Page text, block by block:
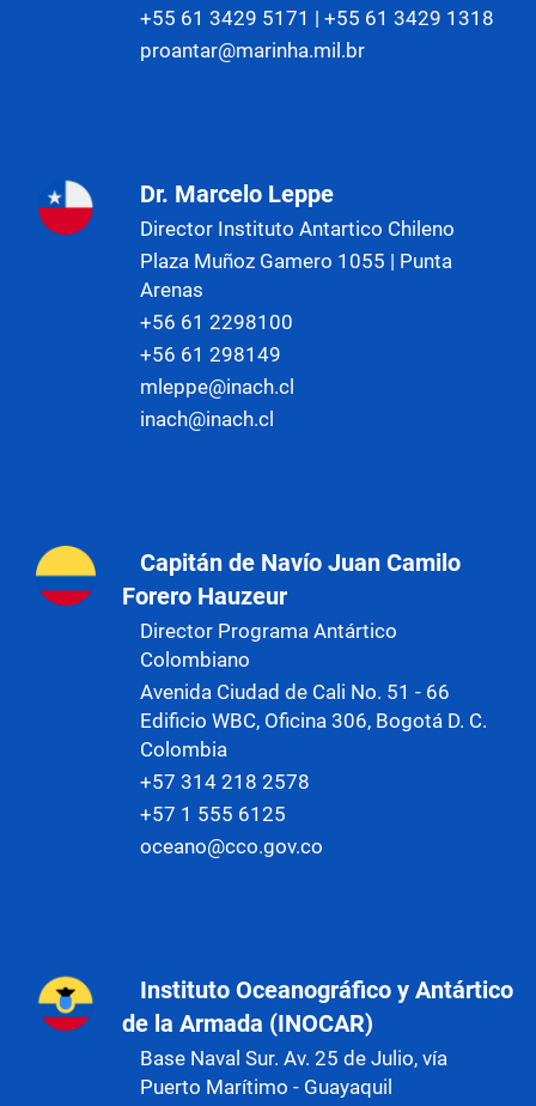
+55 61 3429 5171 | +55 61 3429 1318
proantar@marinha.mil.br
Dr. Marcelo Leppe
Director Instituto Antartico Chileno
Plaza Muñoz Gamero 1055 | Punta
Arenas
+56 61 2298100
+56 61 298149
mleppe@inach.cl
inach@inach.cl
Capitán de Navío Juan Camilo
Forero Hauzeur
Director Programa Antártico
Colombiano
Avenida Ciudad de Cali No. 51 - 66
Edificio WBC, Oficina 306, Bogotá D. C.
Colombia
+57 314 218 2578
+57 1 555 6125
oceano@cco.gov.co
Instituto Oceanográfico y Antártico
de la Armada (INOCAR)
Base Naval Sur. Av. 25 de Julio, vía
Puerto Marítimo - Guayaquil